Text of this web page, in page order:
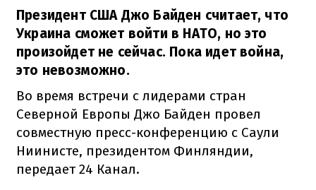
Президент США Джо Байден считает, что
Украина сможет войти в НАТО, но это
произойдет не сейчас. Пока идет война,
это невозможно.
Во время встречи с лидерами стран
Северной Европы Джо Байден провел
совместную пресс-конференцию с Саули
Ниинисте, президентом Финляндии,
передает 24 Канал.